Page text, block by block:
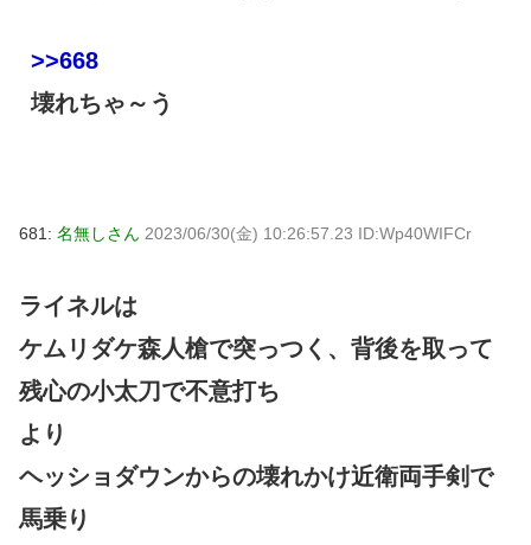
>>668
壊れちゃ～う
681: 名無しさん 2023/06/30(金) 10:26:57.23 ID:Wp40WIFCr
ライネルは
ケムリダケ森人槍で突っつく、背後を取って
残心の小太刀で不意打ち
より
ヘッショダウンからの壊れかけ近衛両手剣で
馬乗り